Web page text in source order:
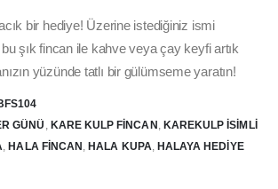
fiyat:
249,00₺.
bir hediye! Üzerine istediğiniz ismi
şık fincan ile kahve veya çay keyfi artık
yüzünde tatlı bir gülümseme yaratın!
GÜNÜ , KARE KULP FINCAN, KAREKULP İSIMLI
,HALA FINCAN ,HALA KUPA HALAYA HEDIYE